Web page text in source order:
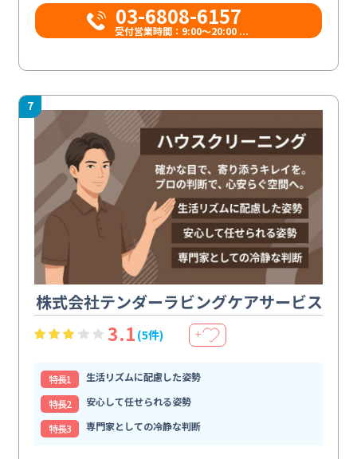
03-6808-6157
受付営業時間：9:00〜20:00 ...
7
株式会社テンダーラビングケアサービス
3.1 (5件) ＋
特⻑1
生活リズムに配慮した姿勢
特⻑2
安心して任せられる姿勢
特⻑3
専門家としての冷静な判断